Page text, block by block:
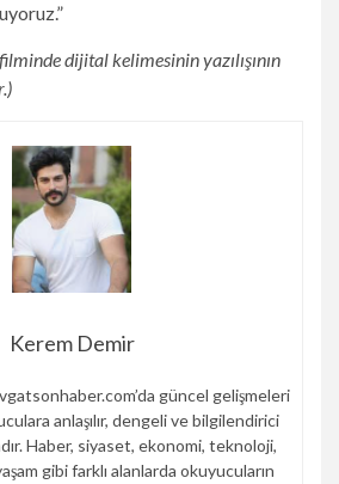
dijital kelimesinin yazılışının
Kerem Demir
güncel gelişmeleri
anlaşılır, dengeli ve bilgilendirici
Haber, siyaset, ekonomi, teknoloji,
gibi farklı alanlarda okuyucuların